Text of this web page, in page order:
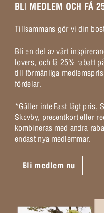
BLI MEDLEM OCH FÅ
Tillsammans gör vi din
Bli en del av vårt
lovers, och få 25% rabatt
till förmånliga
fördelar.
*Gäller inte Fast lågt pris,
Skovby, presentkort eller
kombineras med andra
endast nya medlemmar.
Bli medlem nu